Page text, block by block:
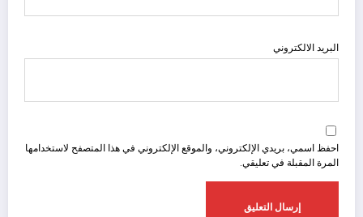
البريد الالكتروني
احفظ اسمي، بريدي الإلكتروني، والموقع الإلكتروني في هذا المتصفح لاستخدامها
المرة المقبلة في تعليقي.